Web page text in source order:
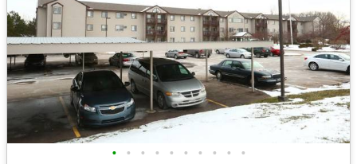
• • • • • • • • • •